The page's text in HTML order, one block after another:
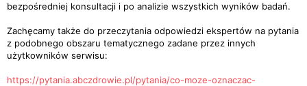
bezpośredniej konsultacji i po analizie wszystkich wyników badań.
Zachęcamy także do przeczytania odpowiedzi ekspertów na pytania
z podobnego obszaru tematycznego zadane przez innych
użytkowników serwisu:
https://pytania.abczdrowie.pl/pytania/co-moze-oznaczac-